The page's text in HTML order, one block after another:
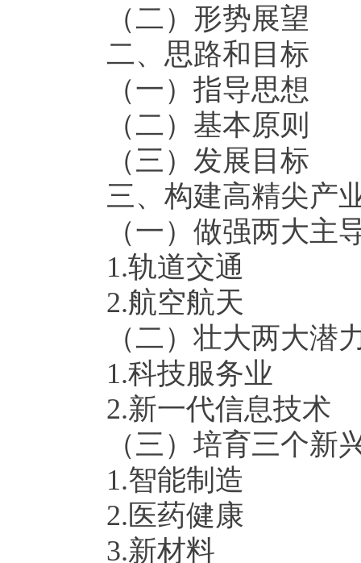
（二）形势展望
二、思路和目标
（一）指导思想
（二）基本原则
（三）发展目标
三、构建高精尖产
（一）做强两大主
1.轨道交通
2.航空航天
（二）壮大两大潜
1.科技服务业
2.新一代信息技术
（三）培育三个新
1.智能制造
2. 医药健康
3.新材料